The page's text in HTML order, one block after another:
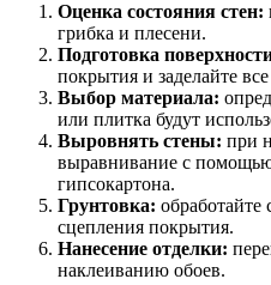
Оценка состояния стен:
грибка и плесени.
Подготовка
покрытия и заделайте
Выбор материала:
или плитка будут
Выровнять стены: при
выравнивание с
гипсокартона.
Грунтовка: обработайте
сцепления покрытия.
Нанесение отделки:
наклеиванию обоев.